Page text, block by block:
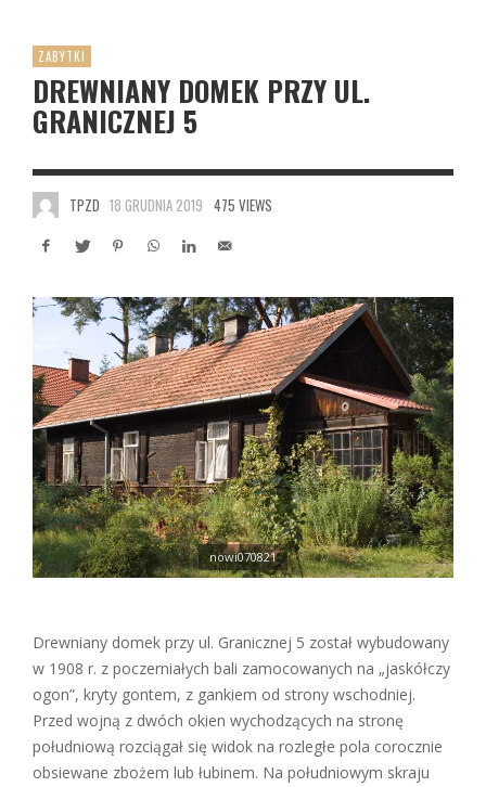
ZABYTKI
DREWNIANY DOMEK PRZY UL.
GRANICZNEJ 5
TPZD 18 GRUDNIA 2019 475 VIEWS
nowi070821
Drewniany domek przy ul. Granicznej 5 został wybudowany
w 1908 r. z poczerniałych bali zamocowanych na „jaskółczy
ogon”, kryty gontem, z gankiem od strony wschodniej.
Przed wojną z dwóch okien wychodzących na stronę
południową rozciągał się widok na rozległe pola corocznie
obsiewane zbożem lub łubinem. Na południowym skraju